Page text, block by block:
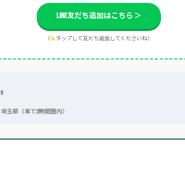
LINE友だち追加はこちら ＞
（ タップして友だち追加してくださいね）
玉県（車で2時間圏内）